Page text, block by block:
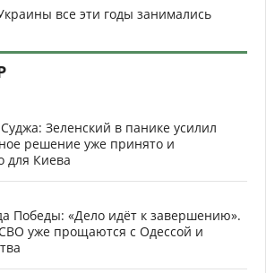
все эти годы занимались
Зеленский в панике усилил
решение уже принято и
для Киева
Победы: «Дело идёт к завершению».
уже прощаются с Одессой и